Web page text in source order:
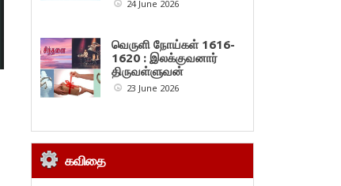
24 June 2026
வெருளி நோய்கள் 1616-
1620 : இலக்குவனார்
திருவள்ளுவன்
23 June 2026
கவிதை